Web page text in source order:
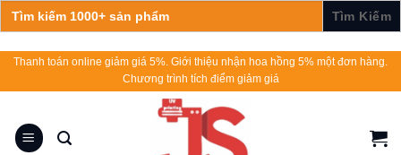
Search
for:
Skip
Thanh toán online giảm giá 5%. Giới thiệu nhận hoa hồng 5% một đơn hàng.
Chương trình tích điểm giảm giá